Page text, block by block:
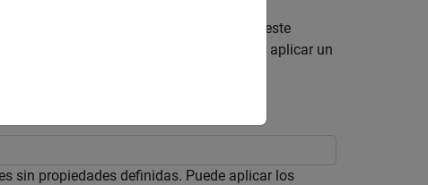
el coste de las partes que lo forman. En este
se sigue un flujo de trabajo para aplicar un
establecen sus valores de propiedades.
sin propiedades definidas. Puede aplicar los